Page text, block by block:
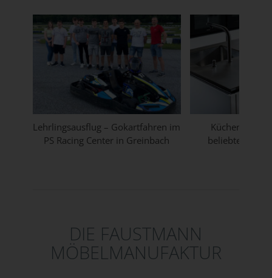
Lehrlingsausflug – Gokartfahren im
PS Racing Center in Greinbach
beliebtesten
DIE FAUSTMANN
MÖBELMANUFAKTUR